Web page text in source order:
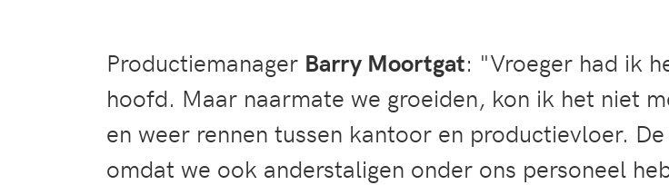
Productiemanager Barry Moortgat: "Vroeger had ik
hoofd. Maar naarmate we groeiden, kon ik het niet
en weer rennen tussen kantoor en productievloer.
omdat we ook anderstaligen onder ons personeel